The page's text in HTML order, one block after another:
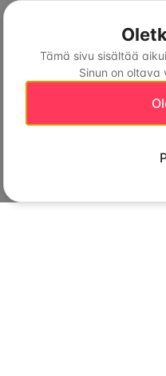
Tämä sivu sisältää
Sinun on oltava